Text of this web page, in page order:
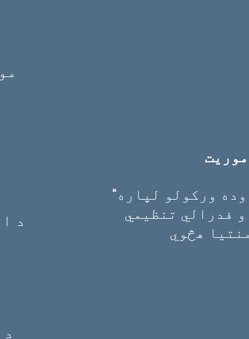
د
"ورکولو لپاره
فدرالي تنظیمي